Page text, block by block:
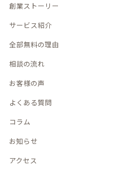
創業ストーリー
サービス紹介
全部無料の理由
相談の流れ
お客様の声
よくある質問
コラム
お知らせ
アクセス